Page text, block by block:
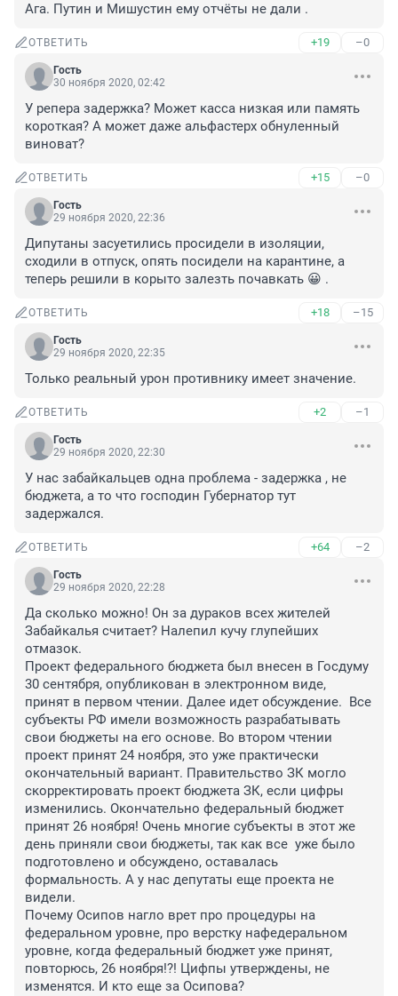
Ага. Путин и Мишустин ему отчёты не дали .
ОТВЕТИТЬ +19 –0
Гость
30 ноября 2020, 02:42
У репера задержка? Может касса низкая или память
короткая? А может даже альфастерх обнуленный
виноват?
ОТВЕТИТЬ +15 –0
Гость
29 ноября 2020, 22:36
Дипутаны засуетились просидели в изоляции,
сходили в отпуск, опять посидели на карантине, а
теперь решили в корыто залезть почавкать 😀 .
ОТВЕТИТЬ +18 –15
Гость
29 ноября 2020, 22:35
Только реальный урон противнику имеет значение.
ОТВЕТИТЬ +2 –1
Гость
29 ноября 2020, 22:30
У нас забайкальцев одна проблема - задержка , не
бюджета, а то что господин Губернатор тут
задержался.
ОТВЕТИТЬ +64 –2
Гость
29 ноября 2020, 22:28
Да сколько можно! Он за дураков всех жителей
Забайкалья считает? Налепил кучу глупейших
отмазок.
Проект федерального бюджета был внесен в Госдуму
30 сентября, опубликован в электронном виде,
принят в первом чтении. Далее идет обсуждение.  Все
субъекты РФ имели возможность разрабатывать
свои бюджеты на его основе. Во втором чтении
проект принят 24 ноября, это уже практически
окончательный вариант. Правительство ЗК могло
скорректировать проект бюджета ЗК, если цифры
изменились. Окончательно федеральный бюджет
принят 26 ноября! Очень многие субъекты в этот же
день приняли свои бюджеты, так как все  уже было
подготовлено и обсуждено, оставалась
формальность. А у нас депутаты еще проекта не
видели.
Почему Осипов нагло врет про процедуры на
федеральном уровне, про верстку нафедеральном
уровне, когда федеральный бюджет уже принят,
повторюсь, 26 ноября!?! Цифпы утверждены, не
изменятся. И кто еще за Осипова?